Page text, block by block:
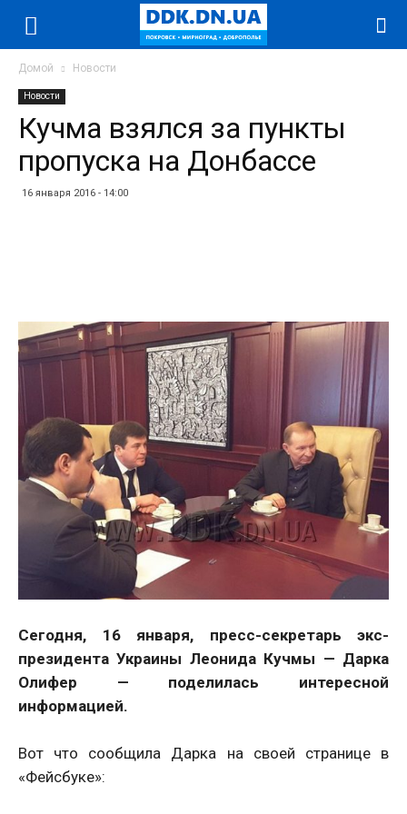
Домой Новости
Новости
Кучма взялся за пункты
пропуска на Донбассе
16 января 2016 - 14:00
Сегодня, 16 января, пресс-секретарь экс-
президента Украины Леонида Кучмы — Дарка
Олифер — поделилась интересной
информацией.
Вот что сообщила Дарка на своей странице в
«Фейсбуке»: